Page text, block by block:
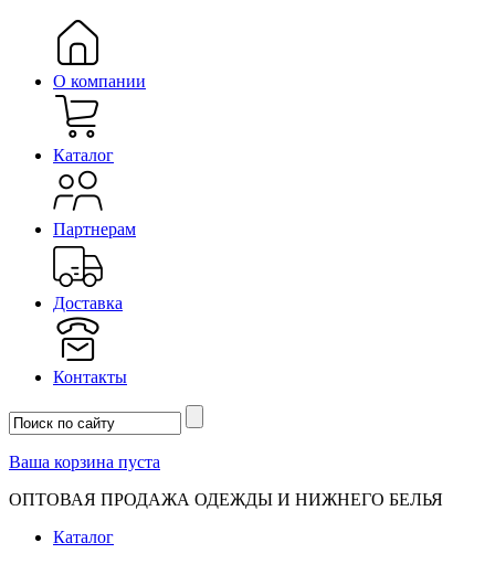
О компании
Каталог
Партнерам
Доставка
Контакты
Ваша корзина пуста
ОПТОВАЯ ПРОДАЖА ОДЕЖДЫ И НИЖНЕГО БЕЛЬЯ
Каталог